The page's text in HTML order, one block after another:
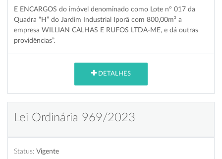
E ENCARGOS do imóvel denominado como Lote nº 017 da
Quadra “H” do Jardim Industrial Iporã com 800,00m² a
empresa WILLIAN CALHAS E RUFOS LTDA-ME, e dá outras
providências”.
DETALHES
Lei Ordinária 969/2023
Status: Vigente